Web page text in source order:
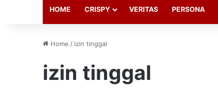
HOME CRISPY VERITAS PERSONA
Home / izin tinggal
izin tinggal